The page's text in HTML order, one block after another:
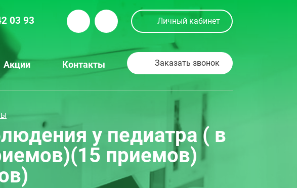
03 93 Личный кабинет
Акции Контакты Заказать звонок
у педиатра ( в
приемов)